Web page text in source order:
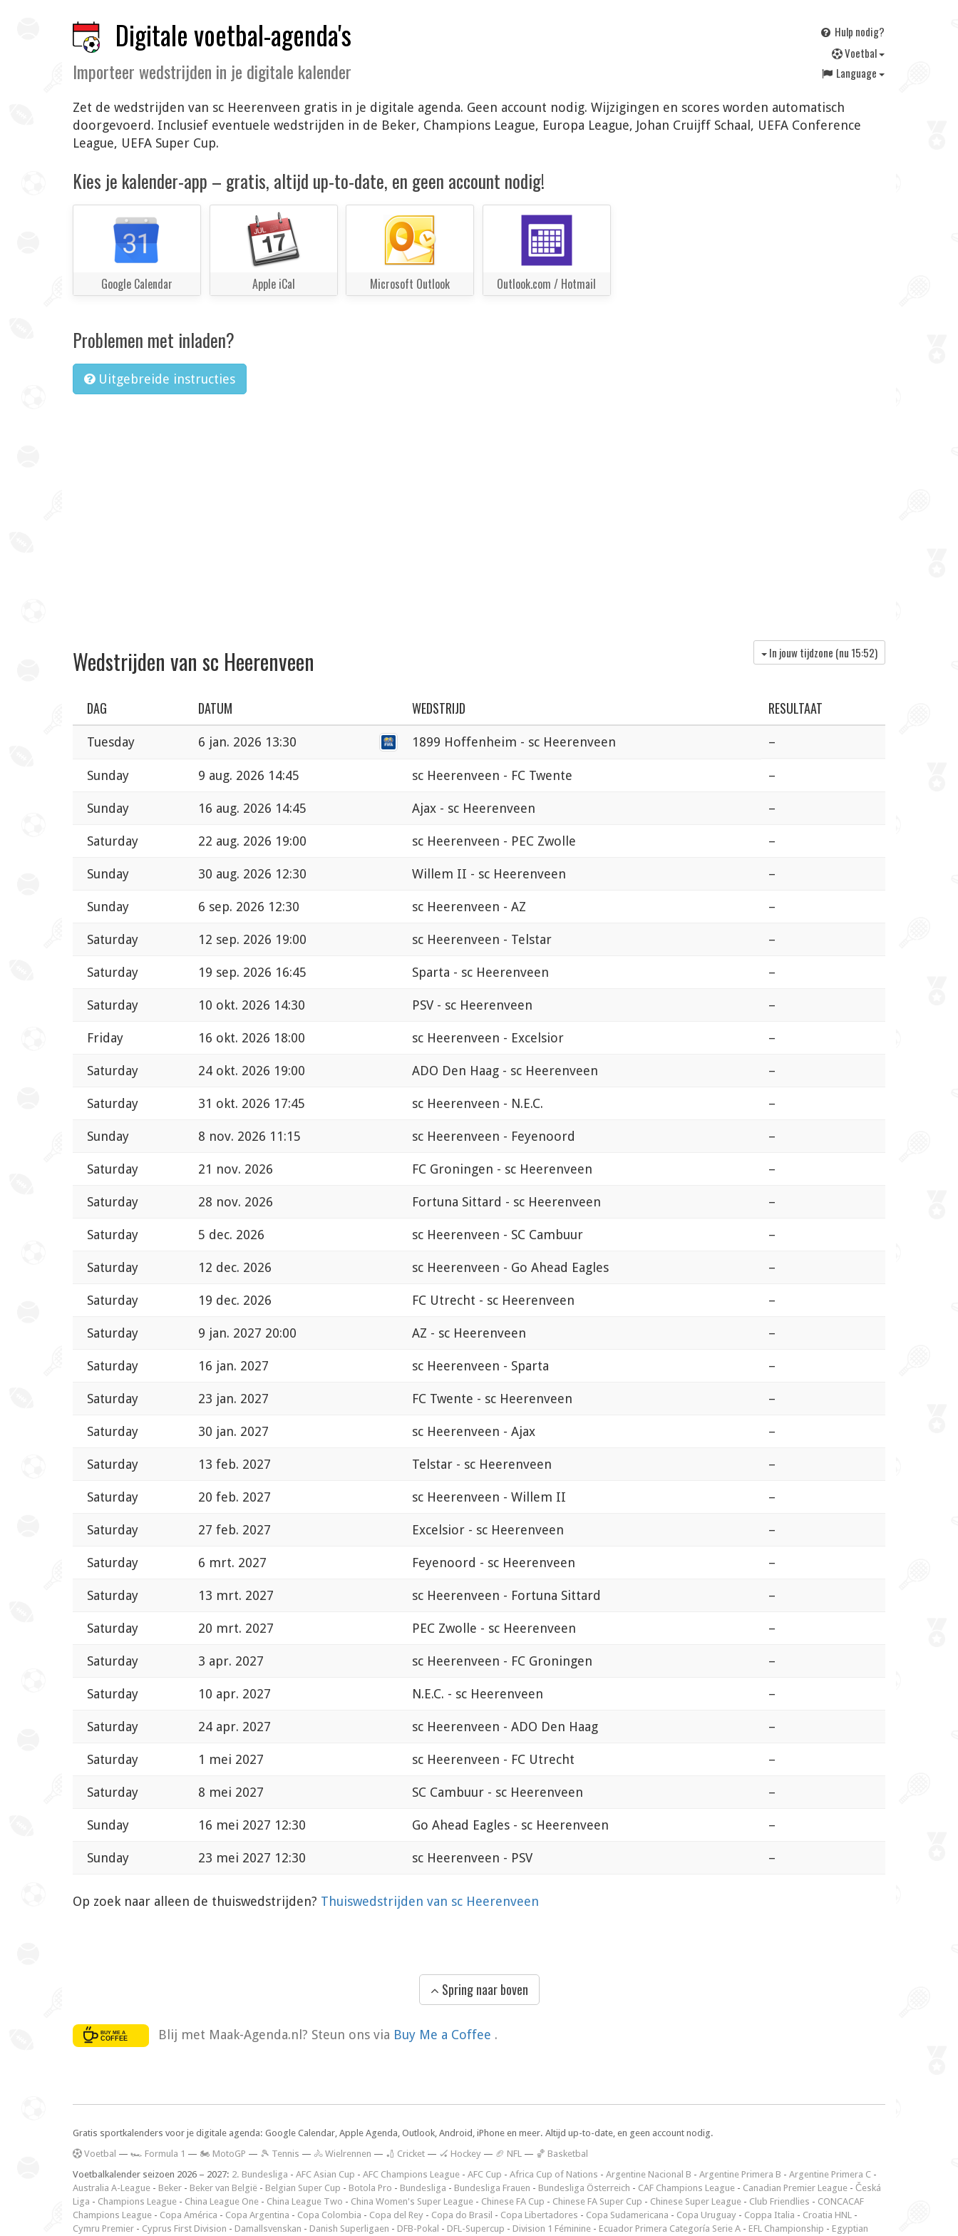
Digitale voetbal-agenda's
Importeer wedstrijden in je digitale kalender
Hulp nodig?
Voetbal
Language
Zet de wedstrijden van sc Heerenveen gratis in je digitale agenda. Geen account nodig. Wijzigingen en scores worden automatisch
doorgevoerd. Inclusief eventuele wedstrijden in de Beker, Champions League, Europa League, Johan Cruijff Schaal, UEFA Conference
League, UEFA Super Cup.
Kies je kalender-app – gratis, altijd up-to-date, en geen account nodig!
Google Calendar Apple iCal Microsoft Outlook Outlook.com / Hotmail
Problemen met inladen?
Uitgebreide instructies
Wedstrijden van sc Heerenveen In jouw tijdzone (nu 15:52)
DAG DATUM WEDSTRIJD RESULTAAT
Tuesday 6 jan. 2026 13:30 1899 Hoffenheim - sc Heerenveen –
Sunday 9 aug. 2026 14:45 sc Heerenveen - FC Twente –
Sunday 16 aug. 2026 14:45 Ajax - sc Heerenveen –
Saturday 22 aug. 2026 19:00 sc Heerenveen - PEC Zwolle –
Sunday 30 aug. 2026 12:30 Willem II - sc Heerenveen –
Sunday 6 sep. 2026 12:30 sc Heerenveen - AZ –
Saturday 12 sep. 2026 19:00 sc Heerenveen - Telstar –
Saturday 19 sep. 2026 16:45 Sparta - sc Heerenveen –
Saturday 10 okt. 2026 14:30 PSV - sc Heerenveen –
Friday 16 okt. 2026 18:00 sc Heerenveen - Excelsior –
Saturday 24 okt. 2026 19:00 ADO Den Haag - sc Heerenveen –
Saturday 31 okt. 2026 17:45 sc Heerenveen - N.E.C. –
Sunday 8 nov. 2026 11:15 sc Heerenveen - Feyenoord –
Saturday 21 nov. 2026 FC Groningen - sc Heerenveen –
Saturday 28 nov. 2026 Fortuna Sittard - sc Heerenveen –
Saturday 5 dec. 2026 sc Heerenveen - SC Cambuur –
Saturday 12 dec. 2026 sc Heerenveen - Go Ahead Eagles –
Saturday 19 dec. 2026 FC Utrecht - sc Heerenveen –
Saturday 9 jan. 2027 20:00 AZ - sc Heerenveen –
Saturday 16 jan. 2027 sc Heerenveen - Sparta –
Saturday 23 jan. 2027 FC Twente - sc Heerenveen –
Saturday 30 jan. 2027 sc Heerenveen - Ajax –
Saturday 13 feb. 2027 Telstar - sc Heerenveen –
Saturday 20 feb. 2027 sc Heerenveen - Willem II –
Saturday 27 feb. 2027 Excelsior - sc Heerenveen –
Saturday 6 mrt. 2027 Feyenoord - sc Heerenveen –
Saturday 13 mrt. 2027 sc Heerenveen - Fortuna Sittard –
Saturday 20 mrt. 2027 PEC Zwolle - sc Heerenveen –
Saturday 3 apr. 2027 sc Heerenveen - FC Groningen –
Saturday 10 apr. 2027 N.E.C. - sc Heerenveen –
Saturday 24 apr. 2027 sc Heerenveen - ADO Den Haag –
Saturday 1 mei 2027 sc Heerenveen - FC Utrecht –
Saturday 8 mei 2027 SC Cambuur - sc Heerenveen –
Sunday 16 mei 2027 12:30 Go Ahead Eagles - sc Heerenveen –
Sunday 23 mei 2027 12:30 sc Heerenveen - PSV –
Op zoek naar alleen de thuiswedstrijden? Thuiswedstrijden van sc Heerenveen
Spring naar boven
Blij met Maak-Agenda.nl? Steun ons via Buy Me a Coffee .
Gratis sportkalenders voor je digitale agenda: Google Calendar, Apple Agenda, Outlook, Android, iPhone en meer. Altijd up-to-date, en geen account nodig.
Voetbal — 🏎️ Formula 1 — 🏍 MotoGP — 🎾 Tennis — 🚴 Wielrennen — 🏏 Cricket — 🏑 Hockey — 🏈 NFL — 🏀 Basketbal
Voetbalkalender seizoen 2026 – 2027: 2. Bundesliga - AFC Asian Cup - AFC Champions League - AFC Cup - Africa Cup of Nations - Argentine Nacional B - Argentine Primera B - Argentine Primera C -
Australia A-League - Beker - Beker van België - Belgian Super Cup - Botola Pro - Bundesliga - Bundesliga Frauen - Bundesliga Österreich - CAF Champions League - Canadian Premier League - Česká
Liga - Champions League - China League One - China League Two - China Women's Super League - Chinese FA Cup - Chinese FA Super Cup - Chinese Super League - Club Friendlies - CONCACAF
Champions League - Copa América - Copa Argentina - Copa Colombia - Copa del Rey - Copa do Brasil - Copa Libertadores - Copa Sudamericana - Copa Uruguay - Coppa Italia - Croatia HNL -
Cymru Premier - Cyprus First Division - Damallsvenskan - Danish Superligaen - DFB-Pokal - DFL-Supercup - Division 1 Féminine - Ecuador Primera Categoría Serie A - EFL Championship - Egyptian